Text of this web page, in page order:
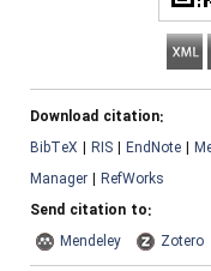
Download citation:
BibTeX | RIS | EndNote |
Manager | RefWorks
Send citation to:
Mendeley
Zotero